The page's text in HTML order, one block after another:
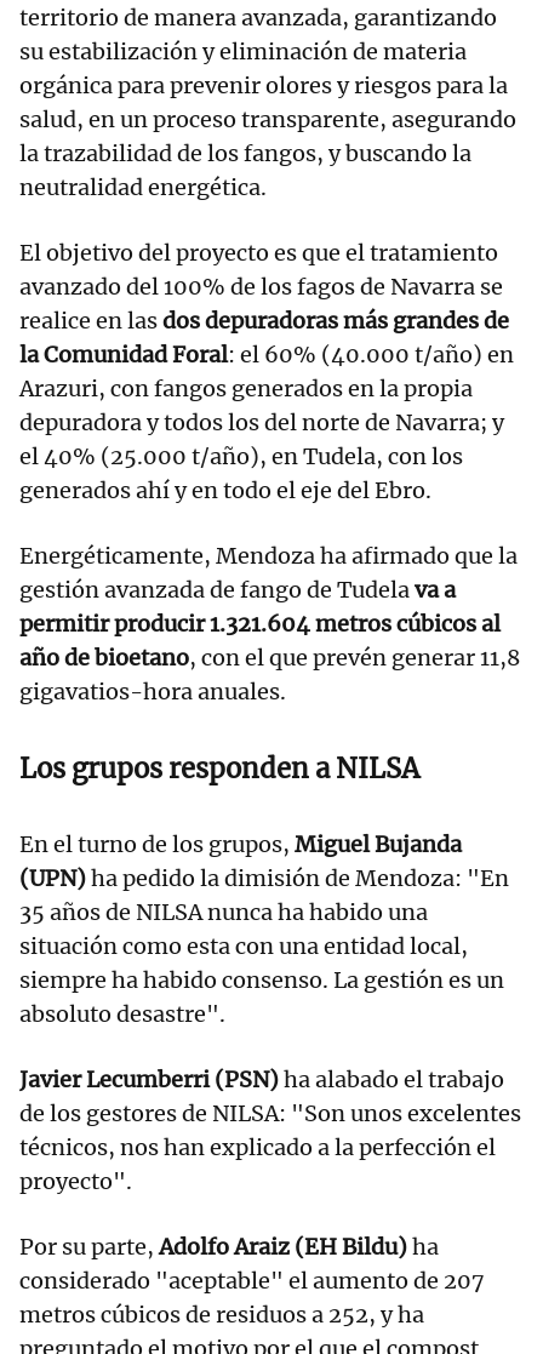
territorio de manera avanzada, garantizando
su estabilización y eliminación de materia
orgánica para prevenir olores y riesgos para la
salud, en un proceso transparente, asegurando
la trazabilidad de los fangos, y buscando la
neutralidad energética.
El objetivo del proyecto es que el tratamiento
avanzado del 100% de los fagos de Navarra se
realice en lasdos depuradoras más grandes de
la Comunidad Foral: el 60% (40.000 t/año) en
Arazuri, con fangos generados en la propia
depuradora y todos los del norte de Navarra; y
el 40% (25.000 t/año), en Tudela, con los
generados ahí y en todo el eje del Ebro.
Energéticamente, Mendoza ha afirmado que la
gestión avanzada de fango de Tudelava a
permitir producir 1.321.604 metros cúbicos al
año de bioetano, con el que prevén generar 11,8
gigavatios-hora anuales.
Los grupos responden a NILSA
En el turno de los grupos, Miguel Bujanda
(UPN)ha pedido la dimisión de Mendoza: "En
35 años de NILSA nunca ha habido una
situación como esta con una entidad local,
siempre ha habido consenso. La gestión es un
absoluto desastre".
Javier Lecumberri (PSN)ha alabado el trabajo
de los gestores de NILSA: "Son unos excelentes
técnicos, nos han explicado a la perfección el
proyecto".
Por su parte,Adolfo Araiz (EH Bildu)ha
considerado "aceptable" el aumento de 207
metros cúbicos de residuos a 252, y ha